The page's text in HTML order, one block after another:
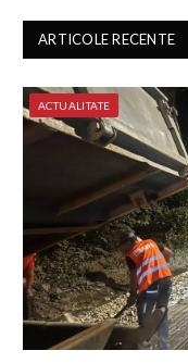
ARTICOLE RECENTE
ACTUALITATE